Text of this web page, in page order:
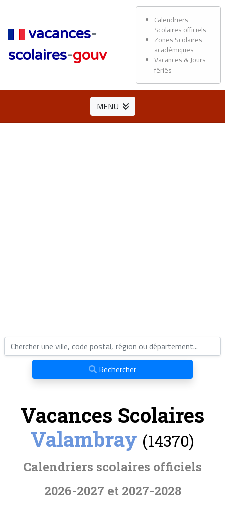
vacances-
scolaires-gouv
Calendriers
Scolaires officiels
Zones Scolaires
académiques
Vacances & Jours
fériés
MENU
Rechercher
Vacances Scolaires
Valambray (14370)
Calendriers scolaires officiels
2026-2027 et 2027-2028